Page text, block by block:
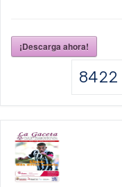
¡Descarga ahora!
8422